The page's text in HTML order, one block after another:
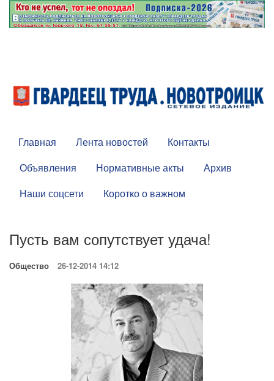
Главная Лента новостей
Контакты
Объявления
Нормативные акты
Архив
Наши соцсети
Коротко о важном
Пусть вам сопутствует удача!
Общество 26-12-2014 14:12